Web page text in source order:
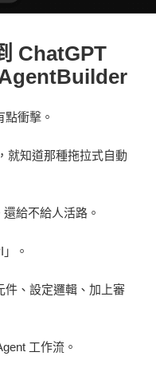
ChatGPT
衝擊。
，就知道那種拖拉式自動
給不給人活路。
。
件、設定邏輯、加上審
工作流。